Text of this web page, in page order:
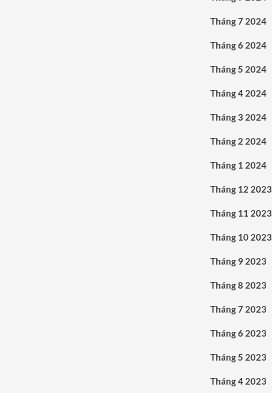
Tháng 7 2024
Tháng 6 2024
Tháng 5 2024
Tháng 4 2024
Tháng 3 2024
Tháng 2 2024
Tháng 1 2024
Tháng 12 2023
Tháng 11 2023
Tháng 10 2023
Tháng 9 2023
Tháng 8 2023
Tháng 7 2023
Tháng 6 2023
Tháng 5 2023
Tháng 4 2023